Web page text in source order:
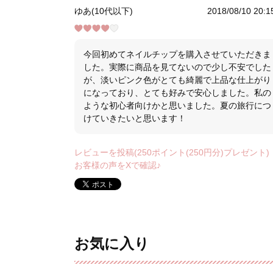
ゆあ(10代以下) 2018/08/10
今回初めてネイルチップを購入させていただきま
した。実際に商品を見てないので少し不安でした
が、淡いピンク色がとても綺麗で上品な仕上がり
になっており、とても好みで安心しました。私の
ような初心者向けかと思いました。夏の旅行につ
けていきたいと思います！
レビューを投稿(250ポイント(250円分)プレゼント)
お客様の声をXで確認♪
お気に入り